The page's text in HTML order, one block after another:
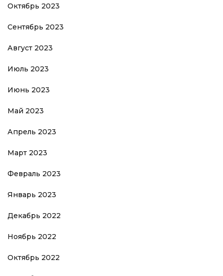
Октябрь 2023
Сентябрь 2023
Август 2023
Июль 2023
Июнь 2023
Май 2023
Апрель 2023
Март 2023
Февраль 2023
Январь 2023
Декабрь 2022
Ноябрь 2022
Октябрь 2022